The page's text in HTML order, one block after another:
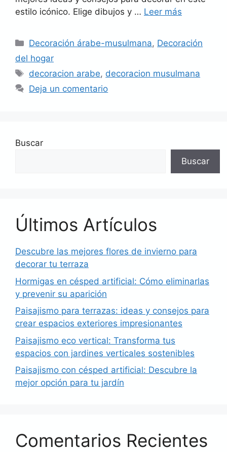
estilo icónico. Elige dibujos y … Leer más
Categorías
Decoración árabe-musulmana, Decoración
del hogar
Etiquetas
decoracion arabe, decoracion musulmana
Deja un comentario
Buscar
Buscar
Últimos Artículos
Descubre las mejores flores de invierno para
decorar tu terraza
Hormigas en césped artificial: Cómo eliminarlas
y prevenir su aparición
Paisajismo para terrazas: ideas y consejos para
crear espacios exteriores impresionantes
Paisajismo eco vertical: Transforma tus
espacios con jardines verticales sostenibles
Paisajismo con césped artificial: Descubre la
mejor opción para tu jardín
Comentarios Recientes